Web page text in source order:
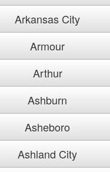
Arkansas City
Armour
Arthur
Ashburn
Asheboro
Ashland City